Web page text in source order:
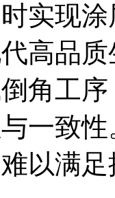
实现
高品
角工
一致
以满